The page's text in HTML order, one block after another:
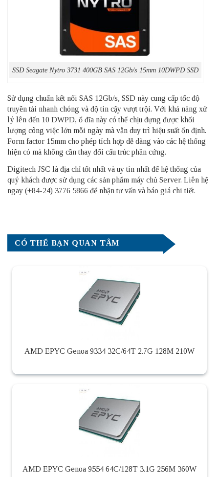
SSD Seagate Nytro 3731 400GB SAS 12Gb/s 15mm 10DWPD SSD
Sử dụng chuẩn kết nối SAS 12Gb/s, SSD này cung cấp tốc độ
truyền tải nhanh chóng và độ tin cậy vượt trội. Với khả năng xử
lý lên đến 10 DWPD, ổ đĩa này có thể chịu đựng được khối
lượng công việc lớn mỗi ngày mà vẫn duy trì hiệu suất ổn định.
Form factor 15mm cho phép tích hợp dễ dàng vào các hệ thống
hiện có mà không cần thay đổi cấu trúc phần cứng.
Digitech JSC là địa chỉ tốt nhất và uy tín nhất để hệ thống của
quý khách được sử dụng các sản phẩm máy chủ Server. Liên hệ
ngay (+84-24) 3776 5866 để nhận tư vấn và báo giá chi tiết.
CÓ THỂ BẠN QUAN TÂM
AMD EPYC Genoa 9334 32C/64T 2.7G 128M 210W
AMD EPYC Genoa 9554 64C/128T 3.1G 256M 360W